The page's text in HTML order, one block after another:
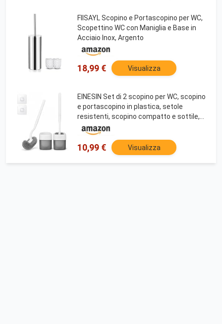
FIISAYL Scopino e Portascopino per WC,
Scopettino WC con Maniglia e Base in
Acciaio Inox, Argento
18,99 € Visualizza
EINESIN Set di 2 scopino per WC, scopino
e portascopino in plastica, setole
resistenti, scopino compatto e sottile,
montaggio a parete, pulizia profonda
10,99 € Visualizza